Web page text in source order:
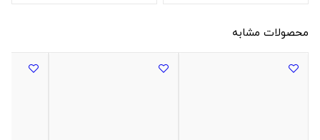
محصولات مشابه